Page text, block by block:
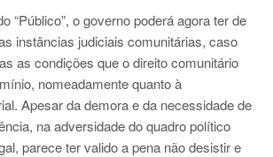
“Público”, o governo poderá agora ter de
instâncias judiciais comunitárias, caso
as condições que o direito comunitário
nomeadamente quanto à
Apesar da demora e da necessidade de
na adversidade do quadro político
parece ter valido a pena não desistir e